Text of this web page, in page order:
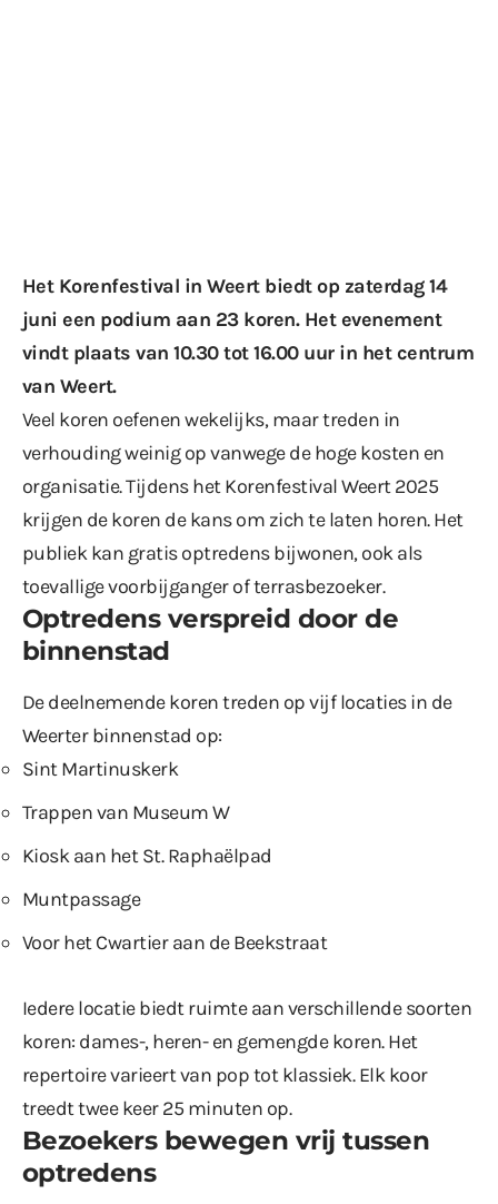
Het Korenfestival in Weert biedt op zaterdag 14
juni een podium aan 23 koren. Het evenement
vindt plaats van 10.30 tot 16.00 uur in het centrum
van Weert.
Veel koren oefenen wekelijks, maar treden in
verhouding weinig op vanwege de hoge kosten en
organisatie. Tijdens het Korenfestival Weert 2025
krijgen de koren de kans om zich te laten horen. Het
publiek kan gratis optredens bijwonen, ook als
toevallige voorbijganger of terrasbezoeker.
Optredens verspreid door de
binnenstad
De deelnemende koren treden op vijf locaties in de
Weerter binnenstad op:
Sint Martinuskerk
Trappen van Museum W
Kiosk aan het St. Raphaëlpad
Muntpassage
Voor het Cwartier aan de Beekstraat
Iedere locatie biedt ruimte aan verschillende soorten
koren: dames-, heren- en gemengde koren. Het
repertoire varieert van pop tot klassiek. Elk koor
treedt twee keer 25 minuten op.
Bezoekers bewegen vrij tussen
optredens